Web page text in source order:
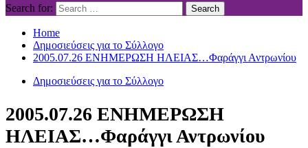
Search for:
Home
Δημοσιεύσεις για το Σύλλογο
2005.07.26 ΕΝΗΜΕΡΩΣΗ ΗΛΕΙΑΣ…Φαράγγι Αντρωνίου
Δημοσιεύσεις για το Σύλλογο
2005.07.26 ΕΝΗΜΕΡΩΣΗ
ΗΛΕΙΑΣ…Φαράγγι Αντρωνίου